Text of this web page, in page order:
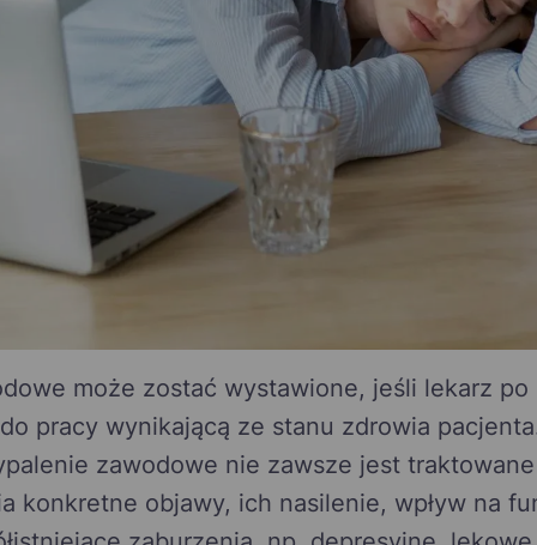
może zostać wystawione, jeśli lekarz
pracy wynikającą ze stanu zdrowia
zawodowe nie zawsze jest
konkretne objawy, ich nasilenie, wpływ na